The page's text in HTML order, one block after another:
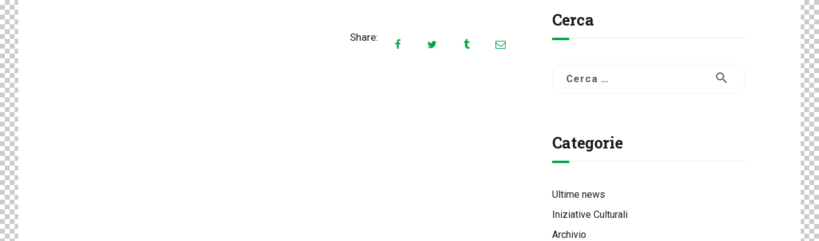
Share:
Cerca
Categorie
Ultime news
Iniziative Culturali
Archivio